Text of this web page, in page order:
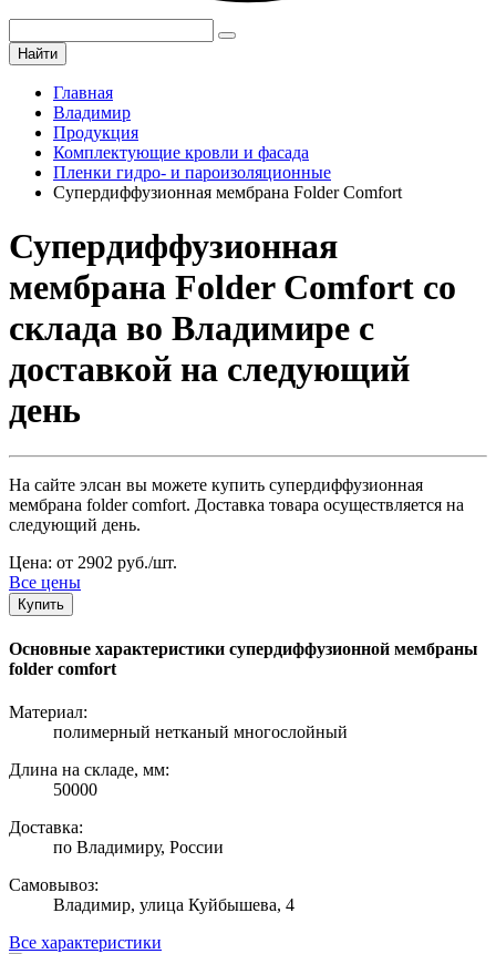
Найти
Главная
Владимир
Продукция
Комплектующие кровли и фасада
Пленки гидро- и пароизоляционные
Супердиффузионная мембрана Folder Comfort
Супердиффузионная
мембрана Folder Comfort со
склада во Владимире с
доставкой на следующий
день
На сайте элсан вы можете купить супердиффузионная
мембрана folder comfort. Доставка товара осуществляется на
следующий день.
Цена: от 2902 руб./шт.
Все цены
Купить
Основные характеристики супердиффузионной мембраны
folder comfort
Материал:
полимерный нетканый многослойный
Длина на складе, мм:
50000
Доставка:
по Владимиру, России
Самовывоз:
Владимир, улица Куйбышева, 4
Все характеристики